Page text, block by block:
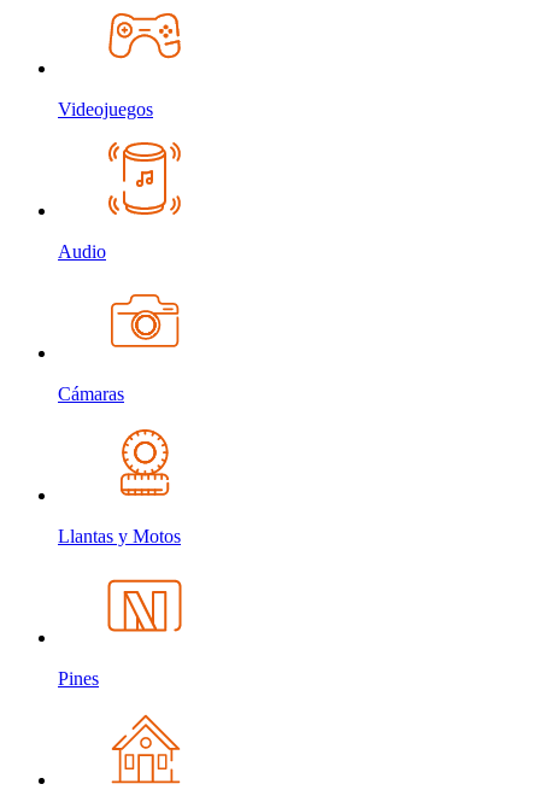
Videojuegos
Audio
Cámaras
Llantas y Motos
Pines